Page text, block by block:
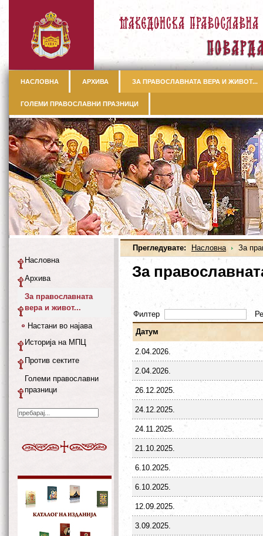
НАСЛОВНА АРХИВА ЗА ПРАВОСЛАВНАТА ВЕРА И ЖИВОТ...
ГОЛЕМИ ПРАВОСЛАВНИ ПРАЗНИЦИ
Прегледувате: Насловна За
За
Филтер
Датум
2.04.2026.
2.04.2026.
26.12.2025.
24.12.2025.
24.11.2025.
21.10.2025.
6.10.2025.
6.10.2025.
12.09.2025.
3.09.2025.
Насловна
Архива
За православната
вера и живот...
Настани во најава
Историја на МПЦ
Против сектите
Големи православни
празници